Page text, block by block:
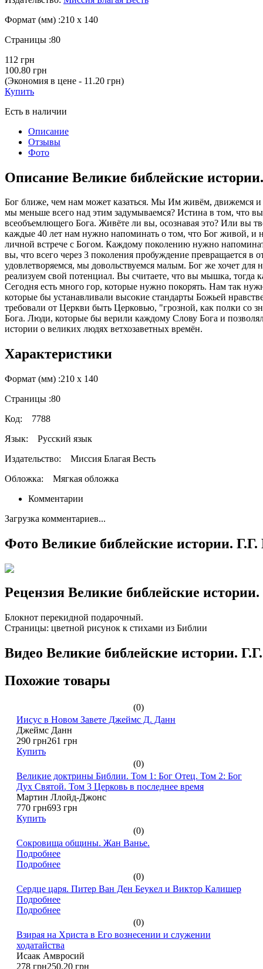
Формат (мм) :210 х 140
Страницы :80
112 грн
100.80 грн
(Экономия в цене - 11.20 грн)
Купить
Есть в наличии
Описание
Отзывы
Фото
Описание Великие библейские
Бог ближе, чем нам может казаться. Мы Им живём, движемся и
мы меньше всего над этим задумываемся? Истина в том, что
всеобъемлющего Бога. Живёте ли вы, осознавая это? Или вы
каждые 40 лет нам нужно напоминать о том, что Бог живой, и
личной встрече с Богом. Каждому поколению нужно
вы, что всего через 3 поколения пробуждение превращается в
удовлетворяемся, мы довольствуемся малым. Бог же хочет
реализуем свой потенциал. Вы считаете, что вы мышка, тогда
Сегодня есть много гор, которые нужно покорять. Нам так
которые бы устанавливали высокие стандарты Божьей
требовали от Церкви быть Церковью, "грозной, как полки со
Бога. Люди, которые бы верили каждому Слову Бога и
истории о великих людях ветхозаветных времён.
Характеристики
Формат (мм) :210 х 140
Страницы :80
Код: 7788
Язык: Русский язык
Издательство:
Миссия Благая Весть
Обложка: Мягкая обложка
Комментарии
Загрузка комментариев...
Фото Великие библейские истории.
Рецензия Великие библейские
Блокнот перекидной подарочный.
Страницы: цветной рисунок к стихами из Библии
Видео Великие библейские истории.
Похожие товары
(0)
Иисус в Новом Завете Джеймс Д. Данн
Джеймс Данн
290 грн261 грн
Купить
(0)
Великие доктрины Библии. Том 1: Бог Отец. Том 2: Бог
Дух Святой. Том 3 Церковь в последнее время
Мартин Ллойд-Джонс
770 грн693 грн
Купить
(0)
Сокровища общины. Жан Ванье.
Подробнее
Подробнее
(0)
Сердце царя. Питер Ван Ден Беукел и Виктор Калишер
Подробнее
Подробнее
(0)
Взирая на Христа в Его вознесении и служении
ходатайства
Исаак Амвросий
278 грн250.20 грн